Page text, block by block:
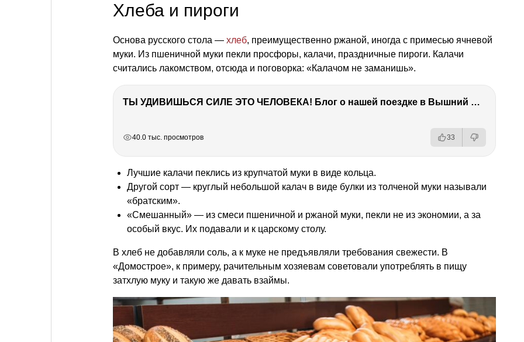
Хлеба и пироги
Основа русского стола — хлеб, преимущественно ржаной, иногда с примесью ячневой
муки. Из пшеничной муки пекли просфоры, калачи, праздничные пироги. Калачи
считались лакомством, отсюда и поговорка: «Калачом не заманишь».
ТЫ УДИВИШЬСЯ СИЛЕ ЭТО ЧЕЛОВЕКА! Блог о нашей поездке в Вышний Волочек
40.0 тыс. просмотров 33
Лучшие калачи пеклись из крупчатой муки в виде кольца.
Другой сорт — круглый небольшой калач в виде булки из толченой муки называли
«братским».
«Смешанный» — из смеси пшеничной и ржаной муки, пекли не из экономии, а за
особый вкус. Их подавали и к царскому столу.
В хлеб не добавляли соль, а к муке не предъявляли требования свежести. В
«Домострое», к примеру, рачительным хозяевам советовали употреблять в пищу
затхлую муку и такую же давать взаймы.